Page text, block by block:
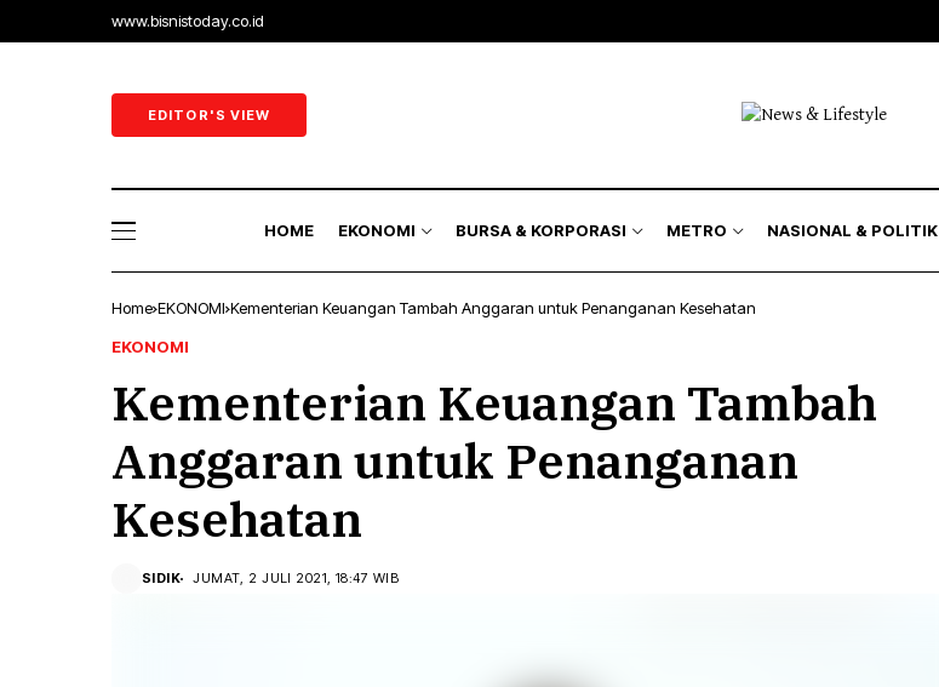
www.bisnistoday.co.id
EDITOR'S VIEW
HOME EKONOMI
Ekonomi Rakyat
BURSA & KORPORASI METRO
Kilas Metro
NASIONAL & POLITIK
Kilas Metro
Home EKONOMI Kementerian Keuangan Tambah Anggaran untuk Penanganan Kesehatan
EKONOMI
Kementerian Keuangan Tambah
Anggaran untuk Penanganan
Kesehatan
SIDIK JUMAT, 2 JULI 2021, 18:47 WIB